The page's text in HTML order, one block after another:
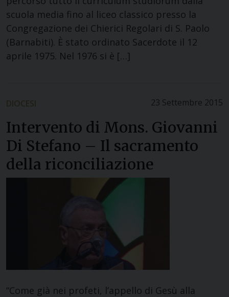
scuola media fino al liceo classico presso la
Congregazione dei Chierici Regolari di S. Paolo
(Barnabiti). È stato ordinato Sacerdote il 12
aprile 1975. Nel 1976 si è […]
23 Settembre 2015
DIOCESI
Intervento di Mons. Giovanni
Di Stefano – Il sacramento
della riconciliazione
“Come già nei profeti, l’appello di Gesù alla